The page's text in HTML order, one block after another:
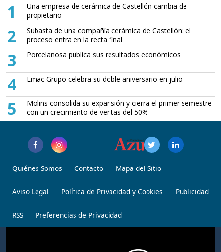
1
Una empresa de cerámica de Castellón cambia de
propietario
2
Subasta de una compañía cerámica de Castellón: el
proceso entra en la recta final
3 Porcelanosa publica sus resultados económicos
4 Emac Grupo celebra su doble aniversario en julio
5
Molins consolida su expansión y cierra el primer semestre
con un crecimiento de ventas del 50%
Quiénes Somos Contacto Mapa del Sitio
Aviso Legal Política de Privacidad y Cookies Publicidad
RSS Preferencias de Privacidad